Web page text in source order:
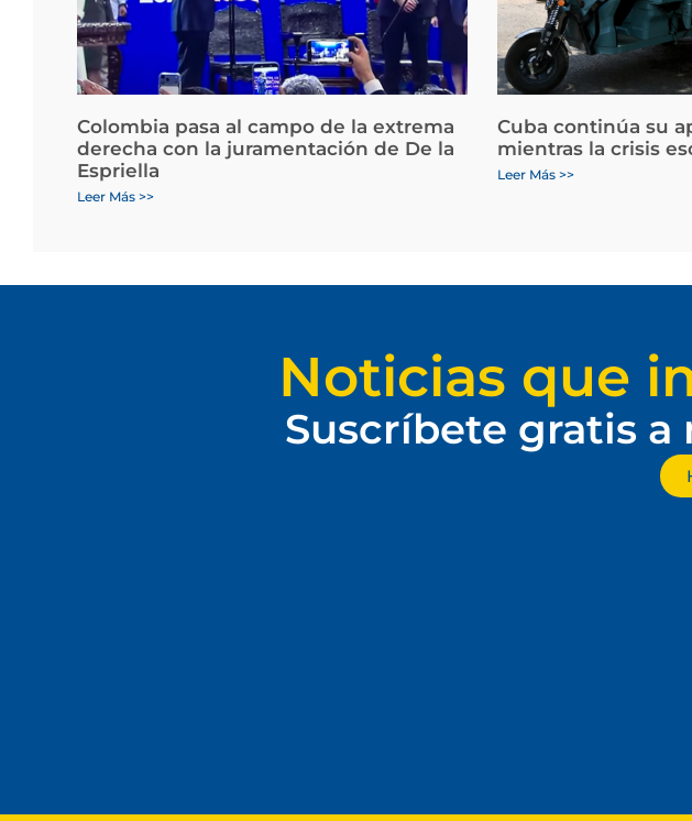
Colombia pasa al campo de la extrema
derecha con la juramentación de De la
Espriella
Leer Más >>
Cuba continúa su
mientras la crisis
Leer Más >>
Noticias que
Suscríbete gratis